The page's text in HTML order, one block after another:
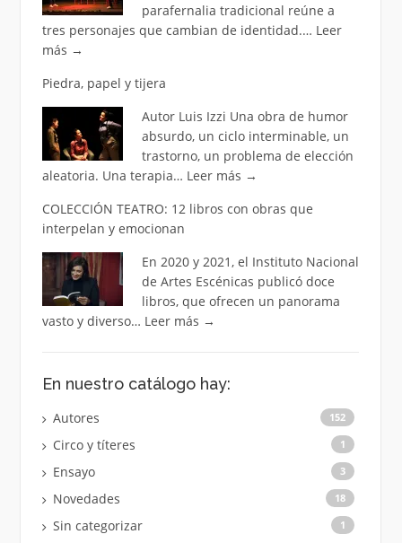
parafernalia tradicional reúne a
tres personajes que cambian de identidad.… Leer
más →
Piedra, papel y tijera
Autor Luis Izzi Una obra de humor
absurdo, un ciclo interminable, un
trastorno, un problema de elección
aleatoria. Una terapia… Leer más →
COLECCIÓN TEATRO: 12 libros con obras que
interpelan y emocionan
En 2020 y 2021, el Instituto Nacional
de Artes Escénicas publicó doce
libros, que ofrecen un panorama
vasto y diverso… Leer más →
En nuestro catálogo hay:
Autores 152
Circo y títeres 1
Ensayo 3
Novedades 18
Sin categorizar 1